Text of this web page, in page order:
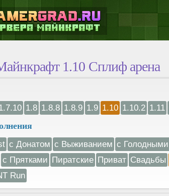
1.10 Сплиф арена
1.8 1.8.8 1.8.9 1.9 1.10 1.10.2 1.11
с Донатом с Выживанием с
с Прятками Пиратские Приват Свадьбы
Run